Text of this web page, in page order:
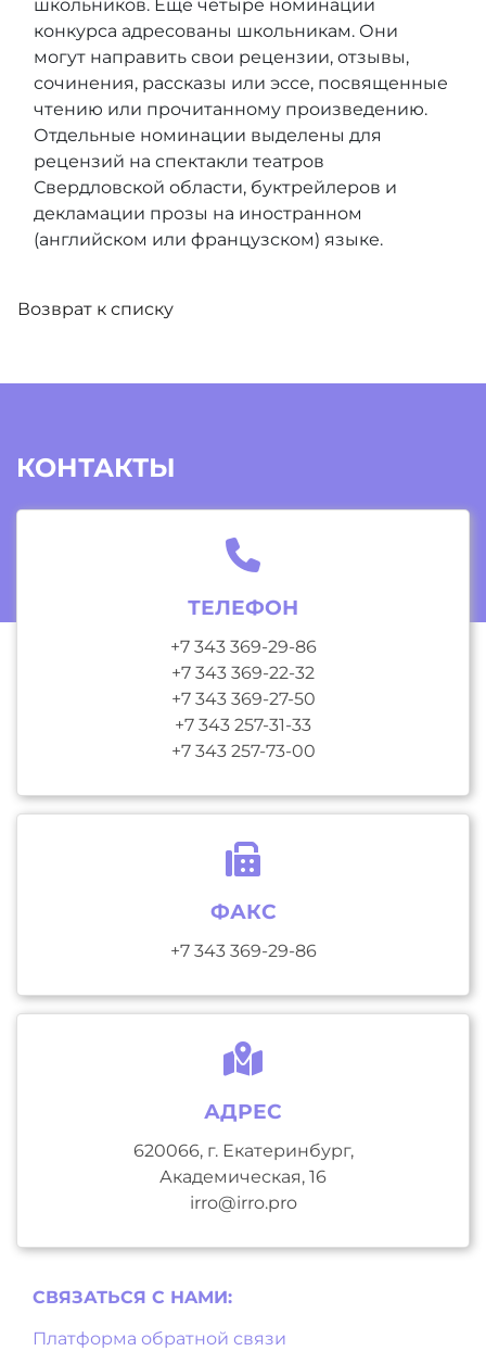
школьников. Еще четыре номинации
конкурса адресованы школьникам. Они
могут направить свои рецензии, отзывы,
сочинения, рассказы или эссе, посвященные
чтению или прочитанному произведению.
Отдельные номинации выделены для
рецензий на спектакли театров
Свердловской области, буктрейлеров и
декламации прозы на иностранном
(английском или французском) языке.
Возврат к списку
КОНТАКТЫ
ТЕЛЕФОН
+7 343 369-29-86
+7 343 369-22-32
+7 343 369-27-50
+7 343 257-31-33
+7 343 257-73-00
ФАКС
+7 343 369-29-86
АДРЕС
620066, г. Екатеринбург,
Академическая, 16
irro@irro.pro
СВЯЗАТЬСЯ С НAМИ:
Платформа обратной связи